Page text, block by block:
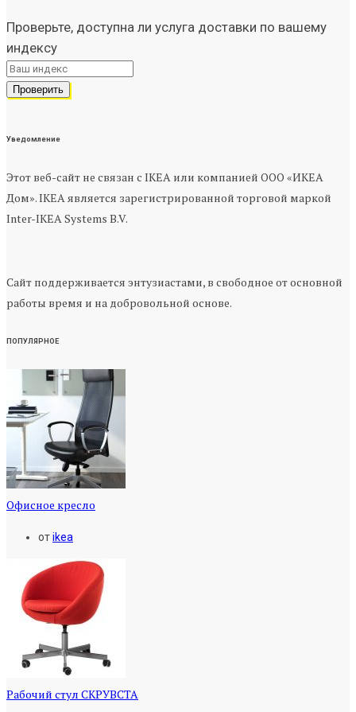
Проверьте, доступна ли услуга доставки по вашему
индексу
Уведомление
Этот веб-сайт не связан с IKEA или компанией ООО «ИКЕА
Дом». IKEA является зарегистрированной торговой маркой
Inter-IKEA Systems B.V.
Сайт поддерживается энтузиастами, в свободное от основной
работы время и на добровольной основе.
ПОПУЛЯРНОЕ
Офисное кресло
отikea
Рабочий стул СКРУВСТА